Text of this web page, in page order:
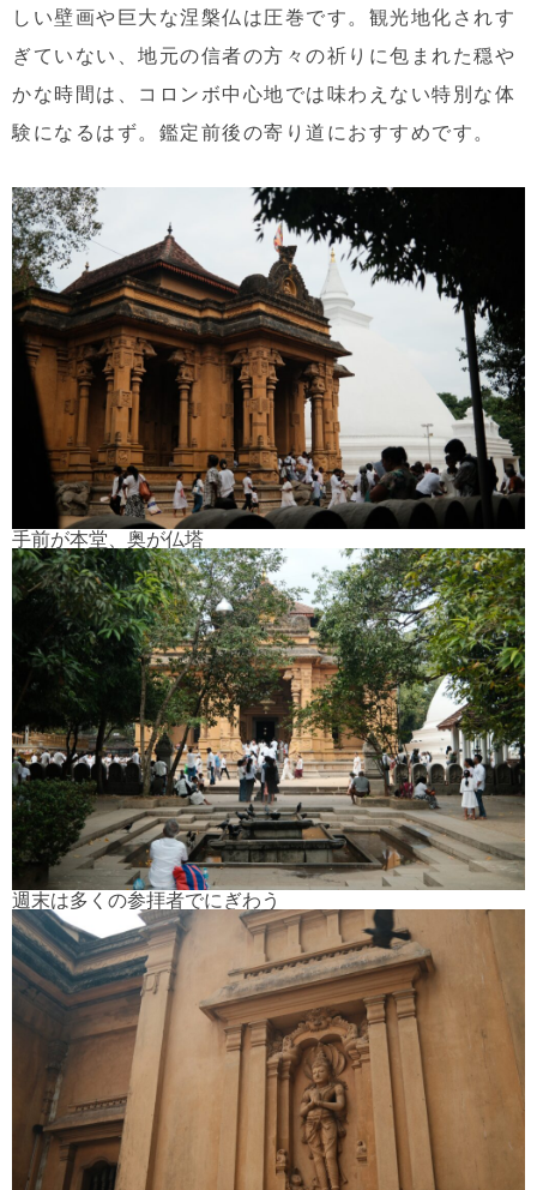
しい壁画や巨大な涅槃仏は圧巻です。観光地化されす
ぎていない、地元の信者の方々の祈りに包まれた穏や
かな時間は、コロンボ中心地では味わえない特別な体
験になるはず。鑑定前後の寄り道におすすめです。
手前が本堂、奥が仏塔
週末は多くの参拝者でにぎわう